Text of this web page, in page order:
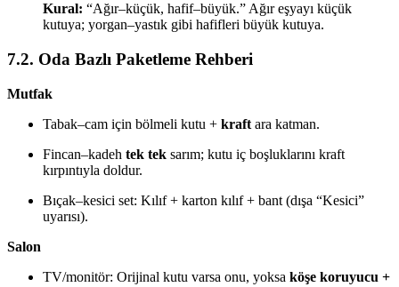
Kural: “Ağır–küçük, hafif–büyük.” Ağır eşyayı küçük
kutuya; yorgan–yastık gibi hafifleri büyük kutuya.
7.2. Oda Bazlı Paketleme Rehberi
Mutfak
Tabak–cam için bölmeli kutu + kraft ara katman.
Fincan–kadeh tek tek sarım; kutu iç boşluklarını kraft
kırpıntıyla doldur.
Bıçak–kesici set: Kılıf + karton kılıf + bant (dışa “Kesici”
uyarısı).
Salon
TV/monitör: Orijinal kutu varsa onu, yoksa köşe koruyucu +